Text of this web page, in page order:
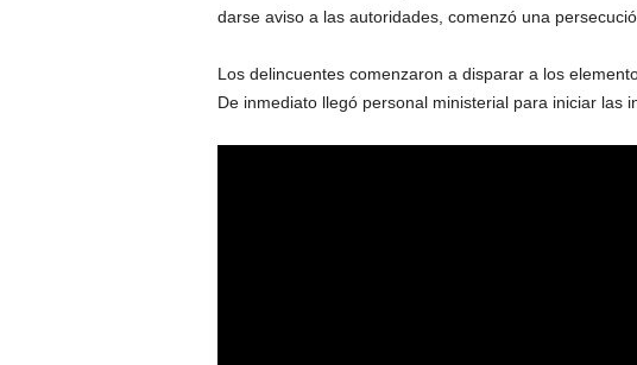
darse aviso a las autoridades, comenzó una
Los delincuentes comenzaron a disparar a los
De inmediato llegó personal ministerial para iniciar las